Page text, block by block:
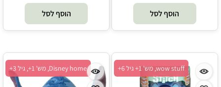
הוסף לסל הוסף לסל
wow stuff, מש' 1+ גיל 6+ Disney home, מש' 1+, גיל 3+